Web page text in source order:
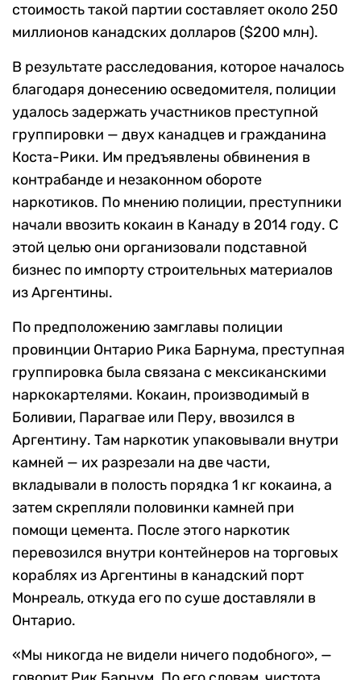
стоимость такой партии составляет около 250
миллионов канадских долларов ($200 млн).
В результате расследования, которое началось
благодаря донесению осведомителя, полиции
удалось задержать участников преступной
группировки — двух канадцев и гражданина
Коста-Рики. Им предъявлены обвинения в
контрабанде и незаконном обороте
наркотиков. По мнению полиции, преступники
начали ввозить кокаин в Канаду в 2014 году. С
этой целью они организовали подставной
бизнес по импорту строительных материалов
из Аргентины.
По предположению замглавы полиции
провинции Онтарио Рика Барнума, преступная
группировка была связана с мексиканскими
наркокартелями. Кокаин, производимый в
Боливии, Парагвае или Перу, ввозился в
Аргентину. Там наркотик упаковывали внутри
камней — их разрезали на две части,
вкладывали в полость порядка 1 кг кокаина, а
затем скрепляли половинки камней при
помощи цемента. После этого наркотик
перевозился внутри контейнеров на торговых
кораблях из Аргентины в канадский порт
Монреаль, откуда его по суше доставляли в
Онтарио.
«Мы никогда не видели ничего подобного», —